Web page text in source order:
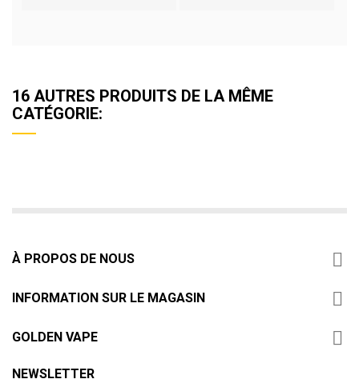
16 AUTRES PRODUITS DE LA MÊME
CATÉGORIE:
À PROPOS DE NOUS 
INFORMATION SUR LE MAGASIN 
GOLDEN VAPE 
NEWSLETTER